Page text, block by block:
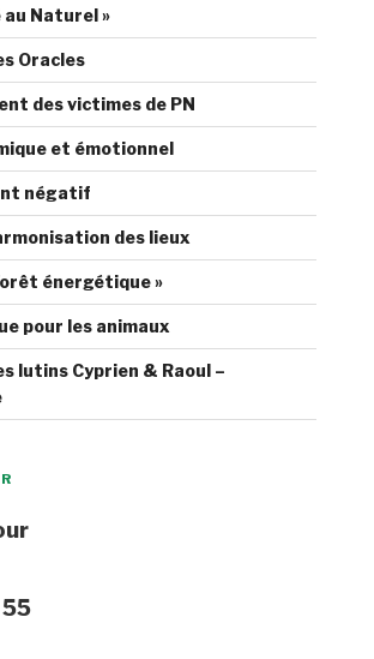
au Naturel »
Oracles
des victimes de PN
et émotionnel
négatif
des lieux
énergétique »
pour les animaux
lutins Cyprien & Raoul –